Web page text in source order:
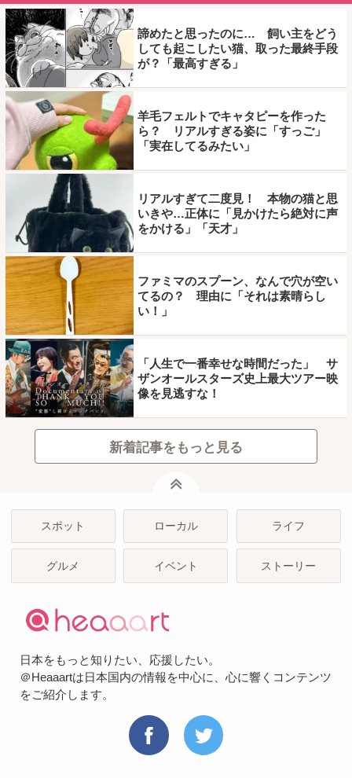
諦めたと思ったのに… 飼い主をどう
しても起こしたい猫、取った最終手段
が？「最高すぎる」
羊毛フェルトでキャタピーを作った
ら？ リアルすぎる姿に「すっご」
「実在してるみたい」
リアルすぎて二度見！ 本物の猫と思
いきや…正体に「見かけたら絶対に声
をかける」「天才」
ファミマのスプーン、なんで穴が空い
てるの？ 理由に「それは素晴らし
い！」
「人生で一番幸せな時間だった」 サ
ザンオールスターズ史上最大ツアー映
像を見逃すな！
新着記事をもっと見る
スポット ローカル ライフ
グルメ イベント ストーリー
日本をもっと知りたい、応援したい。
＠Heaaartは日本国内の情報を中心に、心に響くコンテンツ
をご紹介します。